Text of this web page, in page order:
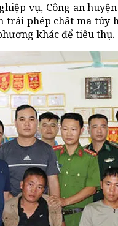
vụ, Công an
trái phép chất ma túy
khác để tiêu thụ.